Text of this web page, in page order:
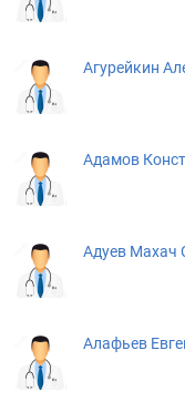
Агурейкин
Адамов
Адуев Махач
Алафьев